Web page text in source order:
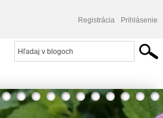
Registrácia Prihlásenie